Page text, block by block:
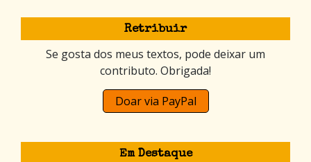
Retribuir
Se gosta dos meus textos, pode deixar um
contributo. Obrigada!
Doar via PayPal
Em Destaque